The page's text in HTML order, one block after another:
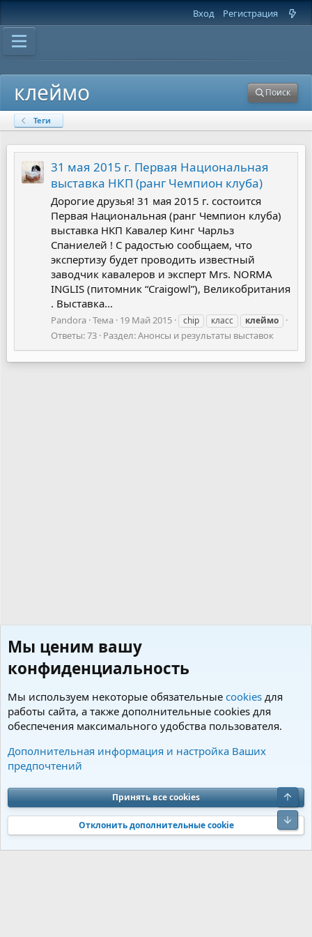
Вход Регистрация
клеймо Поиск
Теги
31 мая 2015 г. Первая Национальная
выставка НКП (ранг Чемпион клуба)
Дорогие друзья! 31 мая 2015 г. состоится
Первая Национальная (ранг Чемпион клуба)
выставка НКП Кавалер Кинг Чарльз
Спаниелей ! С радостью сообщаем, что
экспертизу будет проводить известный
заводчик кавалеров и эксперт Mrs. NORMA
INGLIS (питомник “Craigowl”), Великобритания
. Выставка...
Pandora Тема 19 Май 2015 chip класс клеймо
Ответы: 73 Раздел:Анонсы и результаты выставок
Теги
Cookies Charm by DCom
Обратная связь
Условия и правила
Политика конфиденциальности
Помощь
S
S
Community platform by XenForo® © 2010-2026 XenForo Ltd. Перевод от
Jumuro®|Media embeds via s9e/MediaSites
Мы ценим вашу
конфиденциальность
Мы используем некоторые обязательные cookies для
работы сайта, а также дополнительные cookies для
обеспечения максимального удобства пользователя.
Дополнительная информация и настройка Ваших
предпочтений
Принять все cookies
Отклонить дополнительные cookie
Верх
Низ